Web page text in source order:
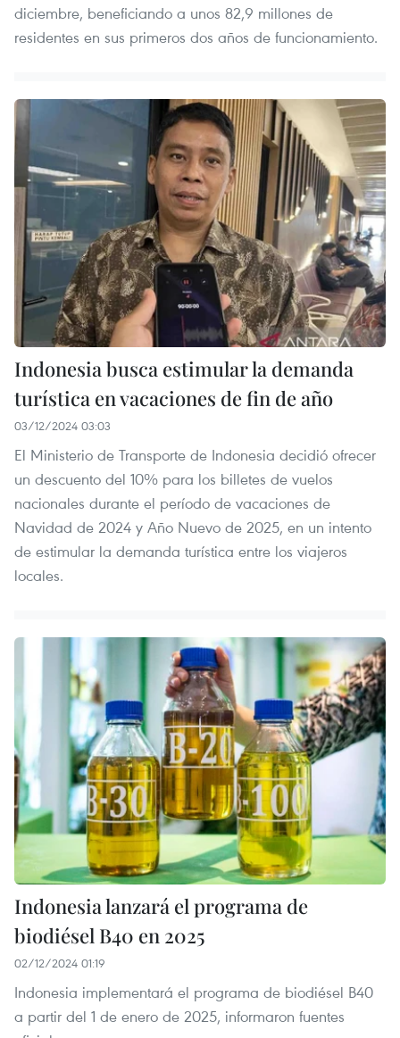
diciembre, beneficiando a unos 82,9 millones de
residentes en sus primeros dos años de funcionamiento.
Indonesia busca estimular la demanda
turística en vacaciones de fin de año
03/12/2024 03:03
El Ministerio de Transporte de Indonesia decidió ofrecer
un descuento del 10% para los billetes de vuelos
nacionales durante el período de vacaciones de
Navidad de 2024 y Año Nuevo de 2025, en un intento
de estimular la demanda turística entre los viajeros
locales.
Indonesia lanzará el programa de
biodiésel B40 en 2025
02/12/2024 01:19
Indonesia implementará el programa de biodiésel B40
a partir del 1 de enero de 2025, informaron fuentes